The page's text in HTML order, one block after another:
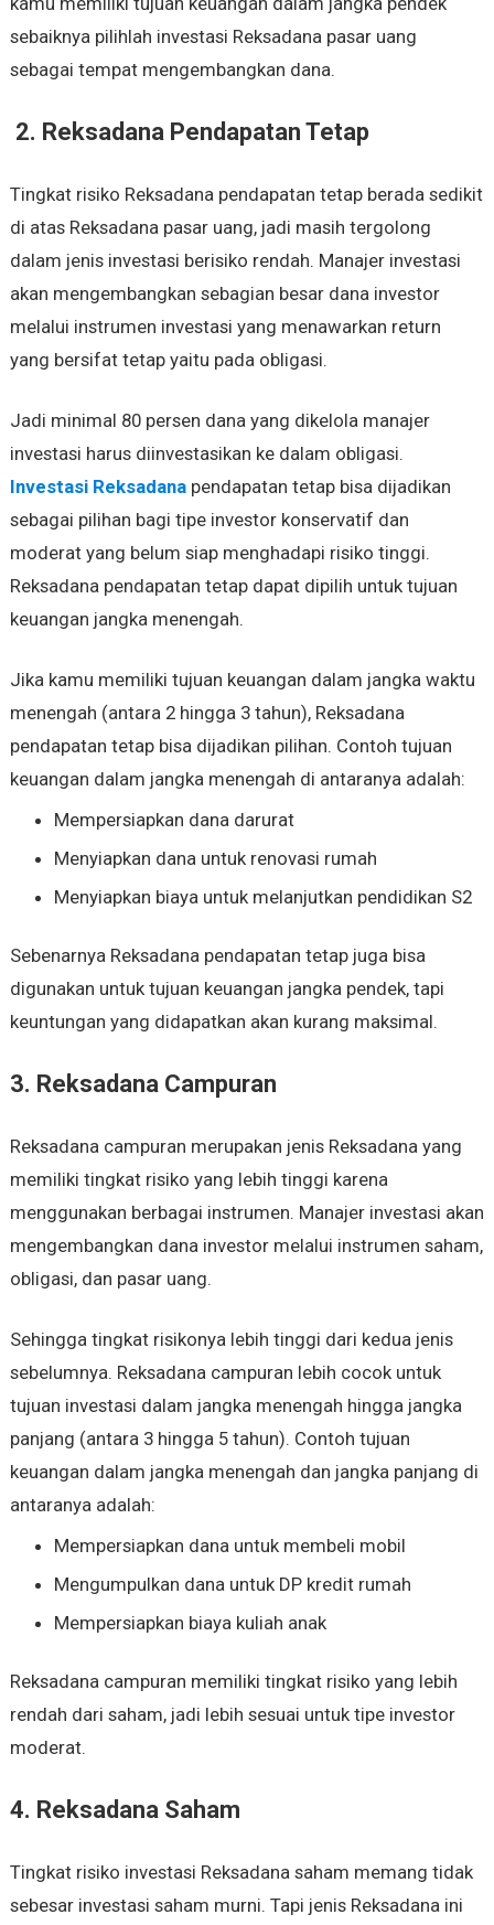
sebaiknya pilihlah investasi Reksadana pasar uang
sebagai tempat mengembangkan dana.
2. Reksadana Pendapatan Tetap
Tingkat risiko Reksadana pendapatan tetap berada sedikit
di atas Reksadana pasar uang, jadi masih tergolong
dalam jenis investasi berisiko rendah. Manajer investasi
akan mengembangkan sebagian besar dana investor
melalui instrumen investasi yang menawarkan return
yang bersifat tetap yaitu pada obligasi.
Jadi minimal 80 persen dana yang dikelola manajer
investasi harus diinvestasikan ke dalam obligasi.
Investasi Reksadanapendapatan tetap bisa dijadikan
sebagai pilihan bagi tipe investor konservatif dan
moderat yang belum siap menghadapi risiko tinggi.
Reksadana pendapatan tetap dapat dipilih untuk tujuan
keuangan jangka menengah.
Jika kamu memiliki tujuan keuangan dalam jangka waktu
menengah (antara 2 hingga 3 tahun), Reksadana
pendapatan tetap bisa dijadikan pilihan. Contoh tujuan
keuangan dalam jangka menengah di antaranya adalah:
Mempersiapkan dana darurat
Menyiapkan dana untuk renovasi rumah
Menyiapkan biaya untuk melanjutkan pendidikan S2
Sebenarnya Reksadana pendapatan tetap juga bisa
digunakan untuk tujuan keuangan jangka pendek, tapi
keuntungan yang didapatkan akan kurang maksimal.
3. Reksadana Campuran
Reksadana campuran merupakan jenis Reksadana yang
memiliki tingkat risiko yang lebih tinggi karena
menggunakan berbagai instrumen. Manajer investasi akan
mengembangkan dana investor melalui instrumen saham,
obligasi, dan pasar uang.
Sehingga tingkat risikonya lebih tinggi dari kedua jenis
sebelumnya. Reksadana campuran lebih cocok untuk
tujuan investasi dalam jangka menengah hingga jangka
panjang (antara 3 hingga 5 tahun). Contoh tujuan
keuangan dalam jangka menengah dan jangka panjang di
antaranya adalah:
Mempersiapkan dana untuk membeli mobil
Mengumpulkan dana untuk DP kredit rumah
Mempersiapkan biaya kuliah anak
Reksadana campuran memiliki tingkat risiko yang lebih
rendah dari saham, jadi lebih sesuai untuk tipe investor
moderat.
4. Reksadana Saham
Tingkat risiko investasi Reksadana saham memang tidak
sebesar investasi saham murni. Tapi jenis Reksadana ini